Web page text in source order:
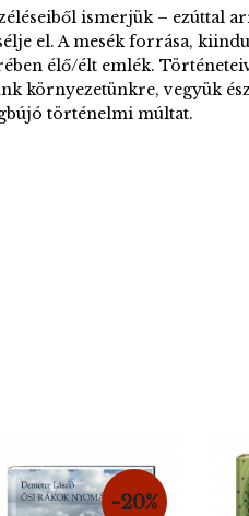
ismerjük – ezúttal
el. A mesék forrása,
élő/élt emlék.
környezetünkre, vegyük
történelmi múltat.
-20%